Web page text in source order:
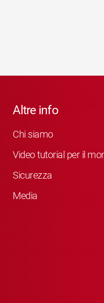
Altre info
Chi siamo
Video tutorial per il
Sicurezza
Media